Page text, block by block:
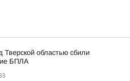
Тверской областью сбили
БПЛА